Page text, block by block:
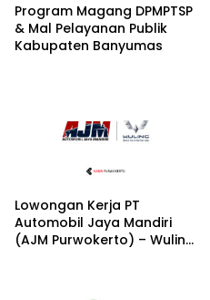
Program Magang DPMPTSP
& Mal Pelayanan Publik
Kabupaten Banyumas
Lowongan Kerja PT
Automobil Jaya Mandiri
(AJM Purwokerto) – Wuling